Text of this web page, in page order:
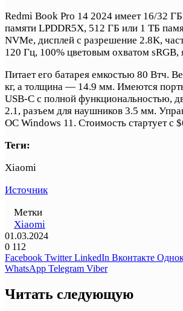
Redmi Book Pro 14 2024 имеет 16/32
памяти LPDDR5X, 512 ГБ или 1 ТБ
NVMe, дисплей с разрешение 2.8K,
120 Гц, 100% цветовым охватом sRGB,
Питает его батарея емкостью 80 Втч.
кг, а толщина — 14.9 мм. Имеются
USB-C с полной функциональностью,
2.1, разъем для наушников 3.5 мм.
ОС Windows 11. Стоимость стартует с
Теги:
Xiaomi
Источник
Метки
Xiaomi
01.03.2024
0 112
Facebook Twitter LinkedIn Вконтакте
WhatsApp Telegram Viber
Читать следующую